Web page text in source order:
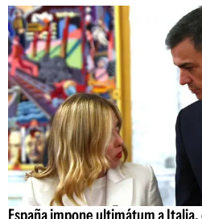
España impone ultimátum a